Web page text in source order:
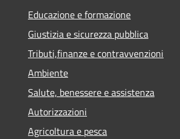
Educazione e formazione
Giustizia e sicurezza pubblica
Tributi,finanze e contravvenzioni
Ambiente
Salute, benessere e assistenza
Autorizzazioni
Agricoltura e pesca